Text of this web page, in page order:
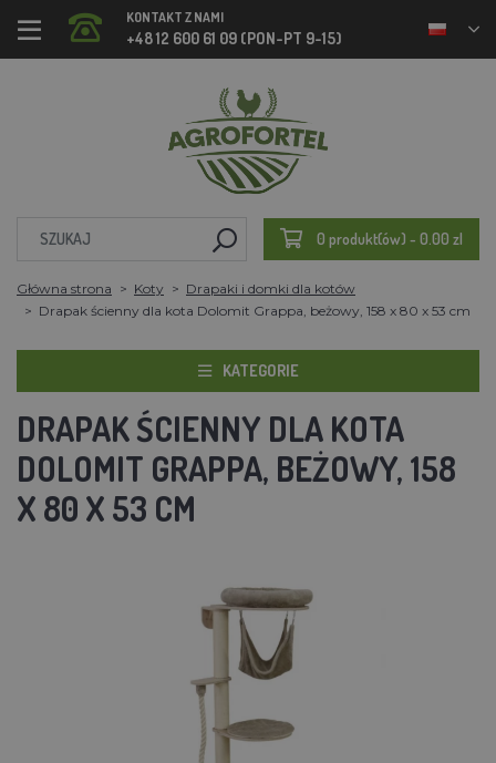
KONTAKT Z NAMI
+48 12 600 61 09 (PON-PT 9-15)
0 produkt(ów) - 0.00 zl
Główna strona Koty
Drapaki i domki dla kotów
Drapak ścienny dla kota Dolomit Grappa, beżowy, 158 x 80 x 53 cm
KATEGORIE
DRAPAK ŚCIENNY DLA KOTA
DOLOMIT GRAPPA, BEŻOWY, 158
X 80 X 53 CM